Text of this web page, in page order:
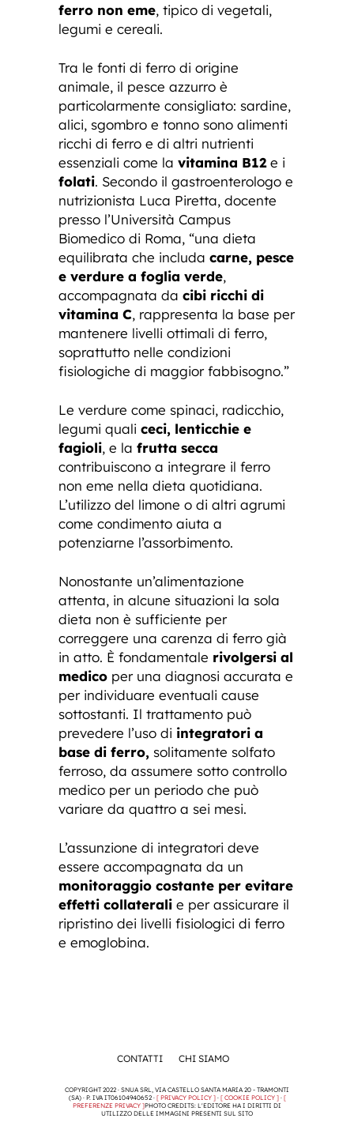
ferro non eme, tipico di vegetali,
legumi e cereali.
Tra le fonti di ferro di origine
animale, il pesce azzurro è
particolarmente consigliato: sardine,
alici, sgombro e tonno sono alimenti
ricchi di ferro e di altri nutrienti
essenziali come la vitamina B12e i
folati. Secondo il gastroenterologo e
nutrizionista Luca Piretta, docente
presso l’Università Campus
Biomedico di Roma, “una dieta
equilibrata che includa carne, pesce
e verdure a foglia verde,
accompagnata da cibi ricchi di
vitamina C, rappresenta la base per
mantenere livelli ottimali di ferro,
soprattutto nelle condizioni
fisiologiche di maggior fabbisogno.”
Le verdure come spinaci, radicchio,
legumi quali ceci, lenticchie e
fagioli, e la frutta secca
contribuiscono a integrare il ferro
non eme nella dieta quotidiana.
L’utilizzo del limone o di altri agrumi
come condimento aiuta a
potenziarne l’assorbimento.
Nonostante un’alimentazione
attenta, in alcune situazioni la sola
dieta non è sufficiente per
correggere una carenza di ferro già
in atto. È fondamentale rivolgersi al
medico per una diagnosi accurata e
per individuare eventuali cause
sottostanti. Il trattamento può
prevedere l’uso di integratori a
base di ferro, solitamente solfato
ferroso, da assumere sotto controllo
medico per un periodo che può
variare da quattro a sei mesi.
L’assunzione di integratori deve
essere accompagnata da un
monitoraggio costante per evitare
effetti collaterali e per assicurare il
ripristino dei livelli fisiologici di ferro
e emoglobina.
CONTATTI CHI SIAMO
COPYRIGHT 2022 · SNUA SRL, VIA CASTELLO SANTA MARIA 20 - TRAMONTI
(SA) · P. IVA IT06104940652 · [ PRIVACY POLICY ]· [ COOKIE POLICY ]· [
PREFERENZE PRIVACY ]PHOTO CREDITS: L'EDITORE HA I DIRITTI DI
UTILIZZO DELLE IMMAGINI PRESENTI SUL SITO